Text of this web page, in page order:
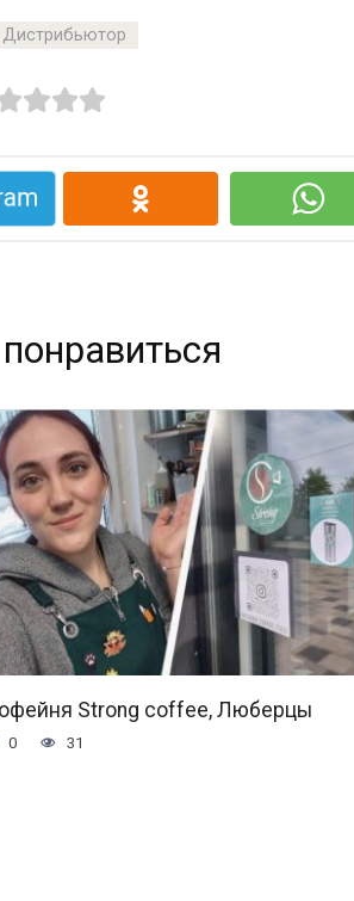
Strong coffee, Люберцы
0 31